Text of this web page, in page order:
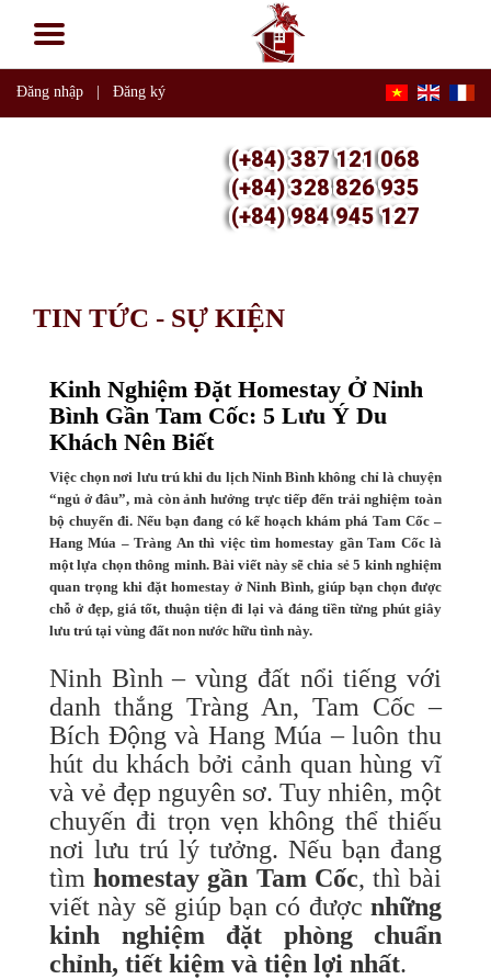
Đăng nhập Đăng ký
(+84) 387 121 068
(+84) 328 826 935
(+84) 984 945 127
TIN TỨC - SỰ KIỆN
Kinh Nghiệm Đặt Homestay Ở Ninh
Bình Gần Tam Cốc: 5 Lưu Ý Du
Khách Nên Biết
Việc chọn nơi lưu trú khi du lịch Ninh Bình không chỉ là chuyện
“ngủ ở đâu”, mà còn ảnh hưởng trực tiếp đến trải nghiệm toàn
bộ chuyến đi. Nếu bạn đang có kế hoạch khám phá Tam Cốc –
Hang Múa – Tràng An thì việc tìm homestay gần Tam Cốc là
một lựa chọn thông minh. Bài viết này sẽ chia sẻ 5 kinh nghiệm
quan trọng khi đặt homestay ở Ninh Bình, giúp bạn chọn được
chỗ ở đẹp, giá tốt, thuận tiện đi lại và đáng tiền từng phút giây
lưu trú tại vùng đất non nước hữu tình này.
Ninh Bình – vùng đất nổi tiếng với
danh thắng Tràng An, Tam Cốc –
Bích Động và Hang Múa – luôn thu
hút du khách bởi cảnh quan hùng vĩ
và vẻ đẹp nguyên sơ. Tuy nhiên, một
chuyến đi trọn vẹn không thể thiếu
nơi lưu trú lý tưởng. Nếu bạn đang
tìmhomestay gần Tam Cốc, thì bài
viết này sẽ giúp bạn có được những
kinh nghiệm đặt phòng chuẩn
chỉnh, tiết kiệm và tiện lợi nhất.